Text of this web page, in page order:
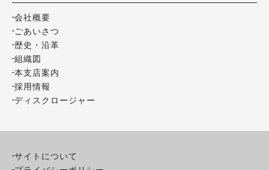
会社概要
ごあいさつ
歴史・沿革
組織図
本支店案内
採用情報
ディスクロージャー
サイトについて